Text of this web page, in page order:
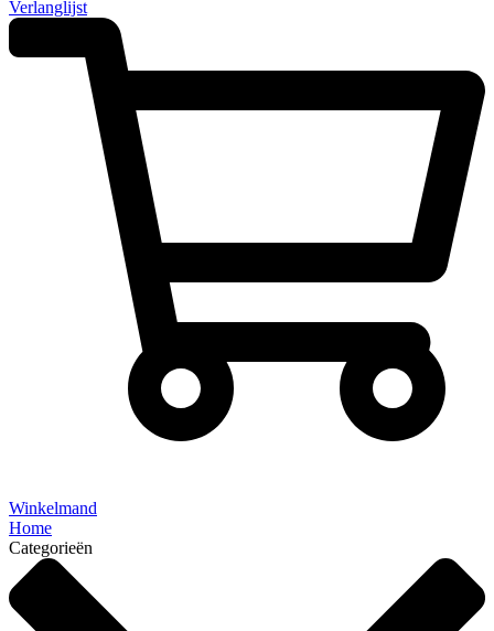
Verlanglijst
Winkelmand
Home
Categorieën